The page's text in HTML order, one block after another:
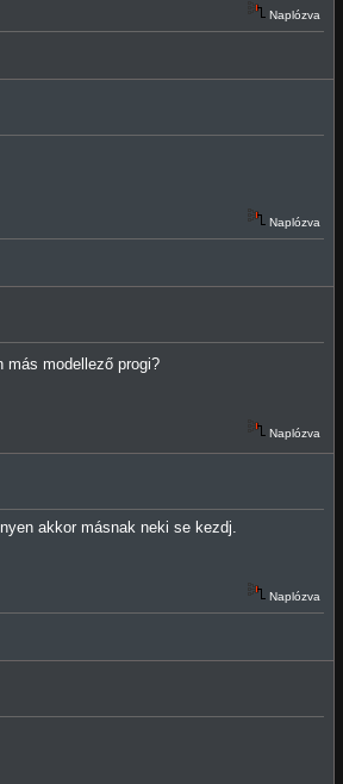
Naplózva
Naplózva
modellező progi?
Naplózva
akkor másnak neki se kezdj.
Naplózva